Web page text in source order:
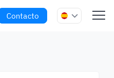
Contacto